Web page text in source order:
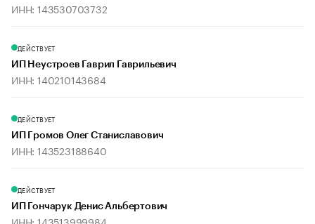
ИНН: 143530703732
ДЕЙСТВУЕТ
ИП Неустроев Гаврил Гаврильевич
ИНН: 140210143684
ДЕЙСТВУЕТ
ИП Громов Олег Станиславович
ИНН: 143523188640
ДЕЙСТВУЕТ
ИП Гончарук Денис Альбертович